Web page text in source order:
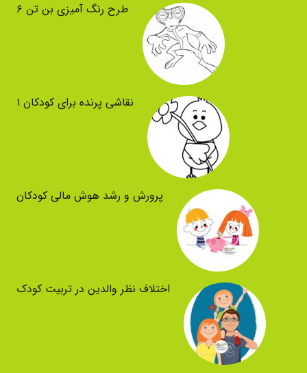
طرح رنگ آمیزی بن تن ۶
نقاشی پرنده برای کودکان ۱
پرورش و رشد هوش مالی کودکان
اختلاف نظر والدین در تربیت کودک